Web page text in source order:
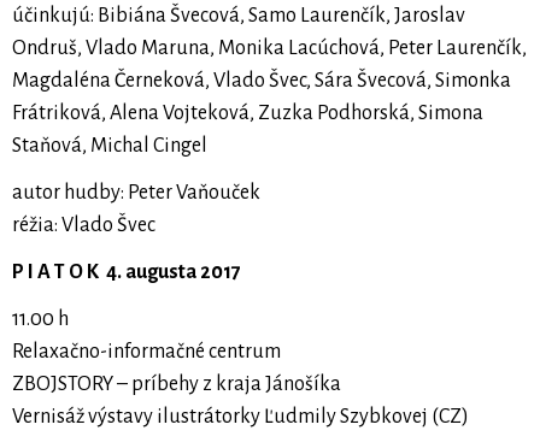
účinkujú: Bibiána Švecová, Samo Laurenčík, Jaroslav
Ondruš, Vlado Maruna, Monika Lacúchová, Peter Laurenčík,
Magdaléna Černeková, Vlado Švec, Sára Švecová, Simonka
Frátriková, Alena Vojteková, Zuzka Podhorská, Simona
Staňová, Michal Cingel
autor hudby: Peter Vaňouček
réžia: Vlado Švec
P I A T O K 4. augusta 2017
11.00 h
Relaxačno-informačné centrum
ZBOJSTORY – príbehy z kraja Jánošíka
Vernisáž výstavy ilustrátorky Ľudmily Szybkovej (CZ)